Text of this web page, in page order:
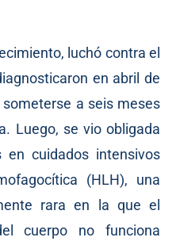
luchó contra el
en abril de
a seis meses
Luego, se vio obligada
cuidados intensivos
(HLH), una
rara en la que el
cuerpo no funciona